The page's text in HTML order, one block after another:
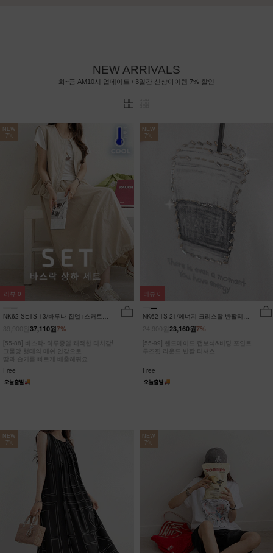
NEW ARRIVALS
화~금 AM10시 업데이트 / 3일간 신상아이템 7% 할인
NEW
7%
NK62-SETS-13/바루나 집업+스커트
7%
37,110원
[55-88] 바스락- 하루종일 쾌적한 터치감!
그물망 형태의 메쉬 안감으로
땀과 습기를 빠르게 배출해줘요
Free
리뷰 0
NEW
7%
NK62-TS-21/에너지 크리스탈 반팔티
7%
23,160원
[55-99] 핸드메이드 캡보석&비딩 포인트
루즈핏 라운드 반팔 티셔츠
Free
리뷰 0
NEW
7%
NEW
7%